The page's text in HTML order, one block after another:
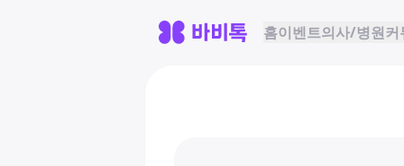
홈이벤트의사/병원커